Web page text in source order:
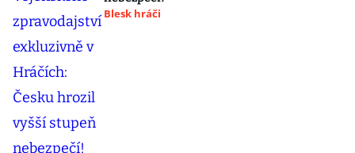
Blesk hráči